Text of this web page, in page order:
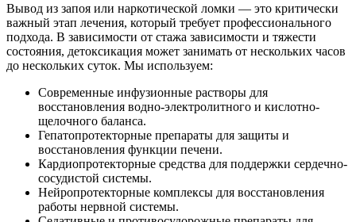
Вывод из запоя или наркотической ломки — это критически
важный этап лечения, который требует профессионального
подхода. В зависимости от стажа зависимости и тяжести
состояния, детоксикация может занимать от нескольких часов
до нескольких суток. Мы используем:
Современные инфузионные растворы для
восстановления водно-электролитного и кислотно-
щелочного баланса.
Гепатопротекторные препараты для защиты и
восстановления функции печени.
Кардиопротекторные средства для поддержки сердечно-
сосудистой системы.
Нейропротекторные комплексы для восстановления
работы нервной системы.